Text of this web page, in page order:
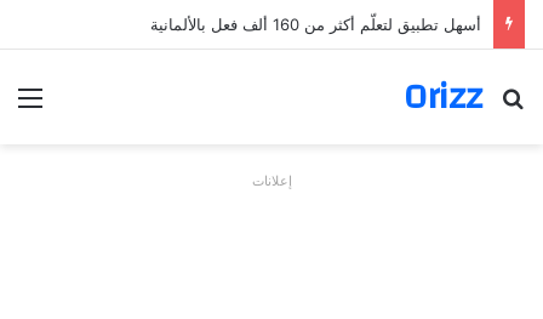
أسهل تطبيق لتعلّم أكثر من 160 ألف فعل بالألمانية
Orizz
بحث عن
إعلانات